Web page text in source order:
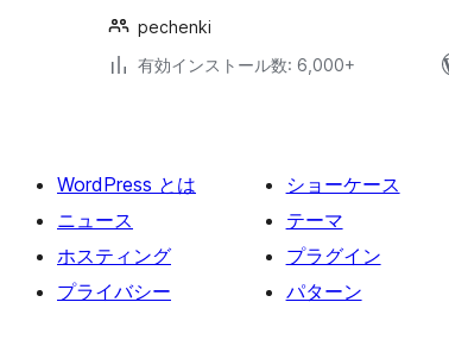
pechenki
有効インストール数: 6,000+
WordPress とは
ニュース
ホスティング
プライバシー
ショーケース
テーマ
プラグイン
パターン